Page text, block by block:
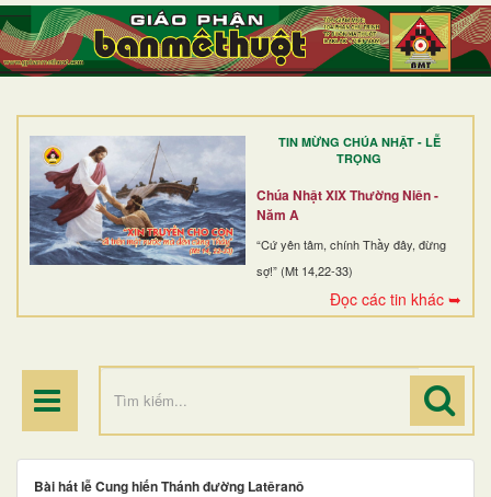
TIN MỪNG CHÚA NHẬT - LỄ
TRỌNG
Chúa Nhật XIX Thường Niên -
Năm A
“Cứ yên tâm, chính Thầy đây, đừng
sợ!” (Mt 14,22-33)
Đọc các tin khác ➥
TRANG NHẤT
GIỚI THIỆU
DÒNG TU
BAN MỤC VỤ
ĐOÀN THỂ CG
ĐIỂM HÀNH HƯƠNG
Bài hát lễ Cung hiến Thánh đường Latêranô